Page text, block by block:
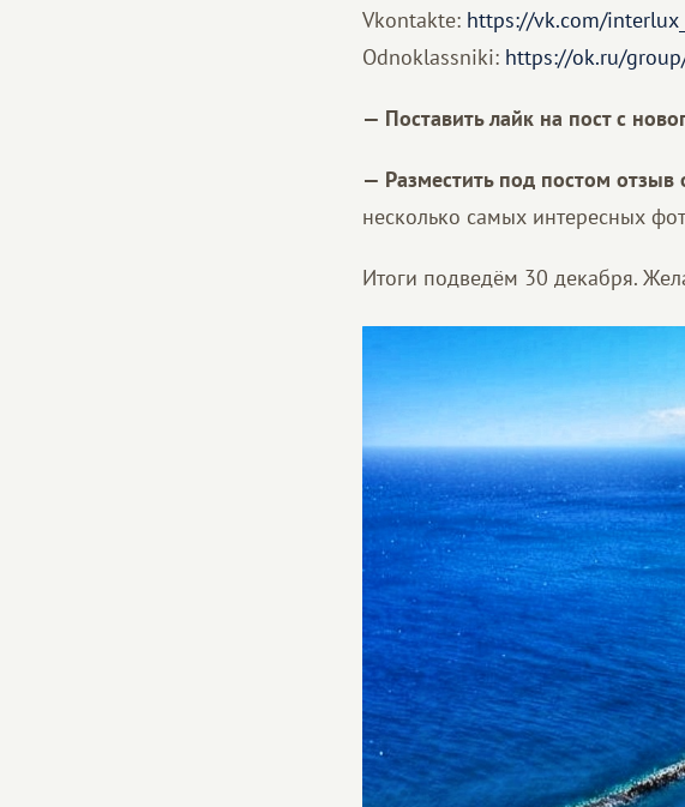
Vkontakte: https://vk.com/
Odnoklassniki: https://ok.ru/
— Поставить лайк на пост с
— Разместить под постом
несколько самых интересных
Итоги подведём 30 декабря.